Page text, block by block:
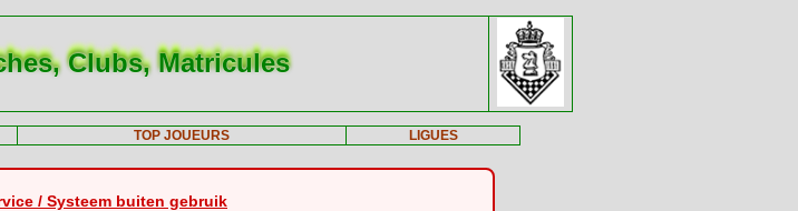
Clubs, Matricules
TOP JOUEURS LIGUES
/ Systeem buiten gebruik